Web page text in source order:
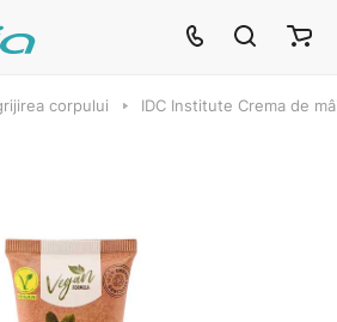
corpului IDC Institute Crema de